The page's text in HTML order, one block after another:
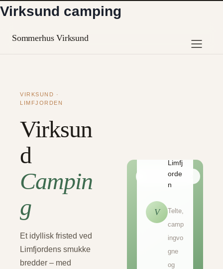
Spring
indhold
Virksund camping
Sommerhus Virksund
VIRKSUND ·
LIMFJORDEN
Virksun
d
Campin
g
Et idyllisk fristed ved
Limfjordens smukke
bredder – med
Virksund Camping
V
Limfj
orde
n
Telte,
camp
ingvo
gne
og